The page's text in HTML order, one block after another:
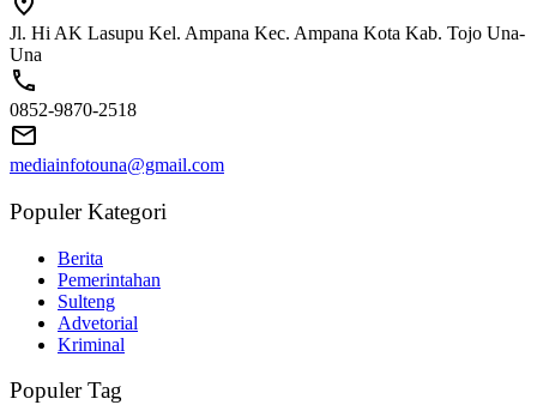
Jl. Hi AK Lasupu Kel. Ampana Kec. Ampana Kota Kab. Tojo Una-
Una
0852-9870-2518
mediainfotouna@gmail.com
Populer Kategori
Berita
Pemerintahan
Sulteng
Advetorial
Kriminal
Populer Tag